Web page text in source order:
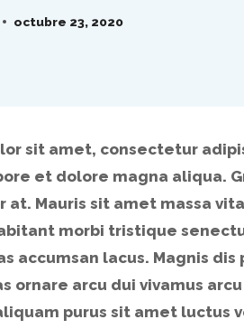
octubre 23, 2020
sit amet, consectetur
et dolore magna aliqua.
Mauris sit amet massa
morbi tristique
accumsan lacus. Magnis
ornare arcu dui vivamus
purus sit amet luctus